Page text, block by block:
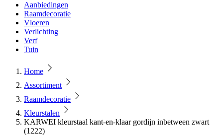
Aanbiedingen
Raamdecoratie
Vloeren
Verlichting
Verf
Tuin
Home
Assortiment
Raamdecoratie
Kleurstalen
KARWEI kleurstaal kant-en-klaar gordijn inbetween zwart
(1222)